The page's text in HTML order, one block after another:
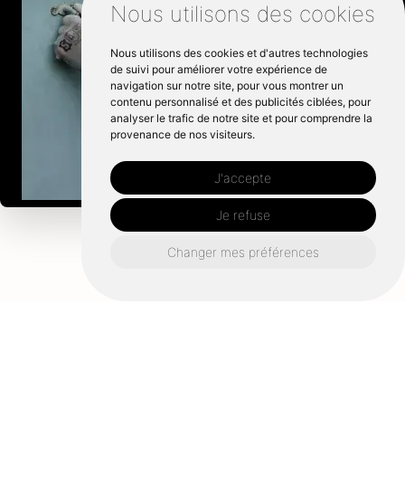
Nous utilisons des cookies
Nous utilisons des cookies et d'autres technologies
de suivi pour améliorer votre expérience de
navigation sur notre site, pour vous montrer un
contenu personnalisé et des publicités ciblées, pour
analyser le trafic de notre site et pour comprendre la
provenance de nos visiteurs.
J'accepte
Je refuse
Changer mes préférences